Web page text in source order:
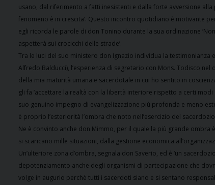
usano, dal riferimento a fatti inesistenti e dalla forte avversione
fenomeno è in crescita’. Questo incontro quotidiano è motivante
egli ricorda le parole di don Tonino durante la sua ordinazione
aspetterà sui crocicchi delle strade’.
Tra le luci del suo ministero don Ignazio individua la
Alfredo Balducci), l’esperienza di segretario con Mons. Todisco
della mia maturità umana e sacerdotale in cui ho sentito in
gli fa ‘accettare la realtà con la libertà interiore rispetto a certi
suo genuino impegno di evangelizzazione più profonda e meno
è proprio l’esteriorità l’ombra che noto nell’esercizio del
Ne è convinto anche don Mimmo, per il quale la più grande
si scaricano mille situazioni, dalla gestione economica
Un’ulteriore zona d’ombra, segnala don Saverio, ed è ‘un
depotenziamento anche degli organismi di partecipazione che
volge in augurio perchè tutti i sacerdoti siano e si sentano